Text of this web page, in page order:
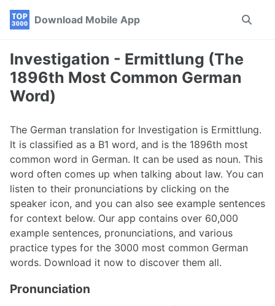
Skip
navigation
Skip
Skip
Download Mobile App
Toggle
Investigation - Ermittlung (The
1896th Most Common German
Word)
The German translation for Investigation is Ermittlung.
It is classified as a B1 word, and is the 1896th most
common word in German. It can be used as noun. This
word often comes up when talking about law. You can
listen to their pronunciations by clicking on the
speaker icon, and you can also see example sentences
for context below. Our app contains over 60,000
example sentences, pronunciations, and various
practice types for the 3000 most common German
words. Download it now to discover them all.
Pronunciation